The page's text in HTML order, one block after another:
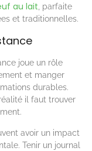
au lait , parfaite
et traditionnelles.
joue un rôle
et manger
durables.
il faut trouver
avoir un impact
Tenir un journal